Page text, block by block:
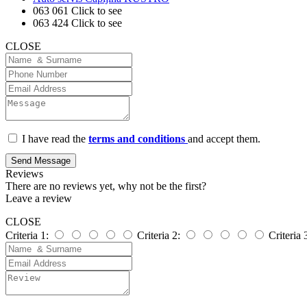
063 061 Click to see
063 424 Click to see
CLOSE
I have read the terms and conditions and accept them.
Send Message
Reviews
There are no reviews yet, why not be the first?
Leave a review
CLOSE
Criteria 1:
Criteria 2: Criteria